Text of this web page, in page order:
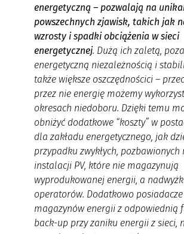
energetyczną – pozwalają na
powszechnych zjawisk, takich jak
wzrosty i spadki obciążenia w sieci
energetycznej. Dużą ich zaletą,
energetyczną niezależnością i
także większe oszczędnościci –
przez nie energię możemy
okresach niedoboru. Dzięki temu
obniżyć dodatkowe “koszty” w
dla zakładu energetycznego, jak
przypadku zwykłych,
instalacji PV, które nie magazynują
wyprodukowanej energii, a
operatorów. Dodatkowo posiadacze
magazynów energii z odpowiednią
back-up przy zaniku energii z sieci,